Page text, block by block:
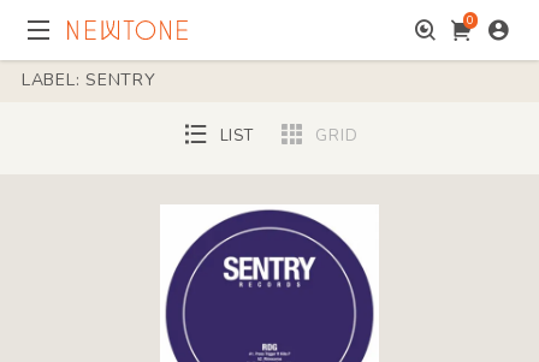
0
LABEL: SENTRY
LIST GRID